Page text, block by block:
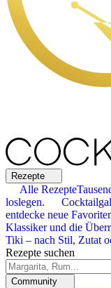
Rezepte
Alle Rezepte
loslegen.
entdecke neue
Klassiker und die
Tiki – nach Stil, Zutat
Rezepte suchen
Community